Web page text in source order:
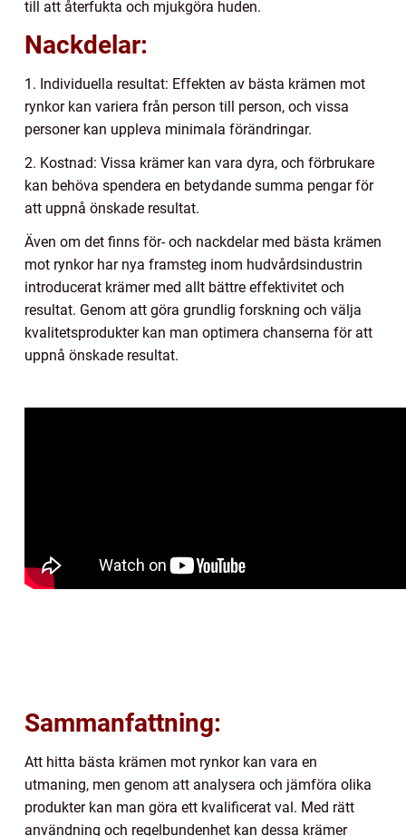
till att återfukta och mjukgöra huden.
Nackdelar:
1. Individuella resultat: Effekten av bästa krämen mot
rynkor kan variera från person till person, och vissa
personer kan uppleva minimala förändringar.
2. Kostnad: Vissa krämer kan vara dyra, och förbrukare
kan behöva spendera en betydande summa pengar för
att uppnå önskade resultat.
Även om det finns för- och nackdelar med bästa krämen
mot rynkor har nya framsteg inom hudvårdsindustrin
introducerat krämer med allt bättre effektivitet och
resultat. Genom att göra grundlig forskning och välja
kvalitetsprodukter kan man optimera chanserna för att
uppnå önskade resultat.
Sammanfattning:
Att hitta bästa krämen mot rynkor kan vara en
utmaning, men genom att analysera och jämföra olika
produkter kan man göra ett kvalificerat val. Med rätt
användning och regelbundenhet kan dessa krämer